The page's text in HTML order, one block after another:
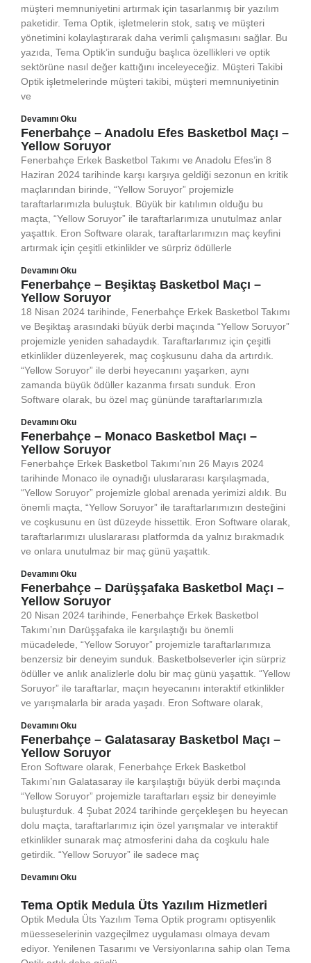
müşteri memnuniyetini artırmak için tasarlanmış bir yazılım
paketidir. Tema Optik, işletmelerin stok, satış ve müşteri
yönetimini kolaylaştırarak daha verimli çalışmasını sağlar. Bu
yazıda, Tema Optik’in sunduğu başlıca özellikleri ve optik
sektörüne nasıl değer kattığını inceleyeceğiz. Müşteri Takibi
Optik işletmelerinde müşteri takibi, müşteri memnuniyetinin
ve
Devamını Oku
Fenerbahçe – Anadolu Efes Basketbol Maçı –
Yellow Soruyor
Fenerbahçe Erkek Basketbol Takımı ve Anadolu Efes’in 8
Haziran 2024 tarihinde karşı karşıya geldiği sezonun en kritik
maçlarından birinde, “Yellow Soruyor” projemizle
taraftarlarımızla buluştuk. Büyük bir katılımın olduğu bu
maçta, “Yellow Soruyor” ile taraftarlarımıza unutulmaz anlar
yaşattık. Eron Software olarak, taraftarlarımızın maç keyfini
artırmak için çeşitli etkinlikler ve sürpriz ödüllerle
Devamını Oku
Fenerbahçe – Beşiktaş Basketbol Maçı –
Yellow Soruyor
18 Nisan 2024 tarihinde, Fenerbahçe Erkek Basketbol Takımı
ve Beşiktaş arasındaki büyük derbi maçında “Yellow Soruyor”
projemizle yeniden sahadaydık. Taraftarlarımız için çeşitli
etkinlikler düzenleyerek, maç coşkusunu daha da artırdık.
“Yellow Soruyor” ile derbi heyecanını yaşarken, aynı
zamanda büyük ödüller kazanma fırsatı sunduk. Eron
Software olarak, bu özel maç gününde taraftarlarımızla
Devamını Oku
Fenerbahçe – Monaco Basketbol Maçı –
Yellow Soruyor
Fenerbahçe Erkek Basketbol Takımı’nın 26 Mayıs 2024
tarihinde Monaco ile oynadığı uluslararası karşılaşmada,
“Yellow Soruyor” projemizle global arenada yerimizi aldık. Bu
önemli maçta, “Yellow Soruyor” ile taraftarlarımızın desteğini
ve coşkusunu en üst düzeyde hissettik. Eron Software olarak,
taraftarlarımızı uluslararası platformda da yalnız bırakmadık
ve onlara unutulmaz bir maç günü yaşattık.
Devamını Oku
Fenerbahçe – Darüşşafaka Basketbol Maçı –
Yellow Soruyor
20 Nisan 2024 tarihinde, Fenerbahçe Erkek Basketbol
Takımı’nın Darüşşafaka ile karşılaştığı bu önemli
mücadelede, “Yellow Soruyor” projemizle taraftarlarımıza
benzersiz bir deneyim sunduk. Basketbolseverler için sürpriz
ödüller ve anlık analizlerle dolu bir maç günü yaşattık. “Yellow
Soruyor” ile taraftarlar, maçın heyecanını interaktif etkinlikler
ve yarışmalarla bir arada yaşadı. Eron Software olarak,
Devamını Oku
Fenerbahçe – Galatasaray Basketbol Maçı –
Yellow Soruyor
Eron Software olarak, Fenerbahçe Erkek Basketbol
Takımı’nın Galatasaray ile karşılaştığı büyük derbi maçında
“Yellow Soruyor” projemizle taraftarları eşsiz bir deneyimle
buluşturduk. 4 Şubat 2024 tarihinde gerçekleşen bu heyecan
dolu maçta, taraftarlarımız için özel yarışmalar ve interaktif
etkinlikler sunarak maç atmosferini daha da coşkulu hale
getirdik. “Yellow Soruyor” ile sadece maç
Devamını Oku
Tema Optik Medula Üts Yazılım Hizmetleri
Optik Medula Üts Yazılım Tema Optik programı optisyenlik
müesseselerinin vazgeçilmez uygulaması olmaya devam
ediyor. Yenilenen Tasarımı ve Versiyonlarına sahip olan Tema